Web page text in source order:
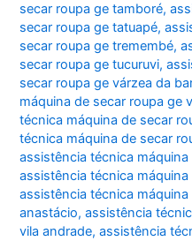
secar roupa ge tamboré,
secar roupa ge tatuapé,
secar roupa ge tremembé,
secar roupa ge tucuruvi,
secar roupa ge várzea da
máquina de secar roupa ge
técnica máquina de secar
técnica máquina de secar
assistência técnica
assistência técnica
assistência técnica
anastácio,assistência
vila andrade,assistência